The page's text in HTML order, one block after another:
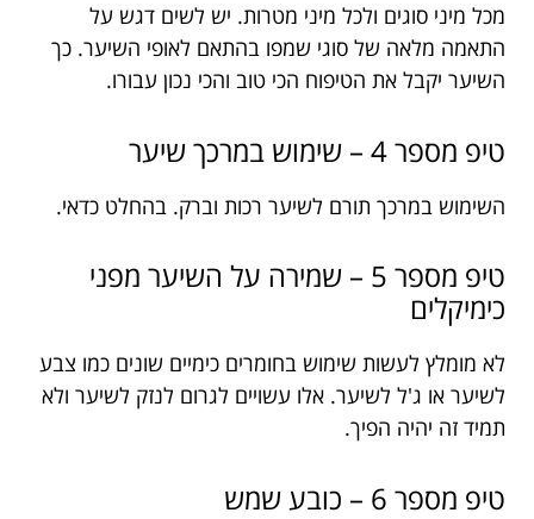
מכל מיני סוגים ולכל מיני מטרות. יש לשים דגש על
התאמה מלאה של סוגי שמפו בהתאם לאופי השיער. כך
השיער יקבל את הטיפוח הכי טוב והכי נכון עבורו.
טיפ מספר 4 – שימוש במרכך שיער
השימוש במרכך תורם לשיער רכות וברק. בהחלט כדאי.
טיפ מספר 5 – שמירה על השיער מפני
כימיקלים
לא מומלץ לעשות שימוש בחומרים כימיים שונים כמו צבע
לשיער או ג'ל לשיער. אלו עשויים לגרום לנזק לשיער ולא
תמיד זה יהיה הפיך.
טיפ מספר 6 – כובע שמש